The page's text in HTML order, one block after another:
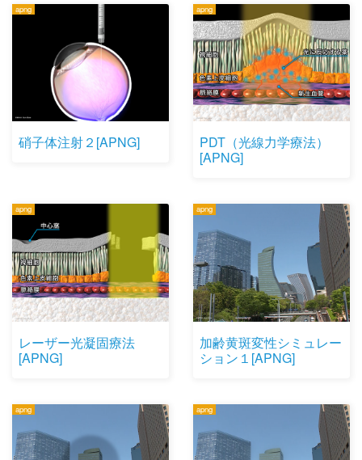
apng
硝子体注射２[APNG]
apng
PDT（光線力学療法）
[APNG]
apng
レーザー光凝固療法
[APNG]
apng
加齢黄斑変性シミュレー
ション１[APNG]
apng apng